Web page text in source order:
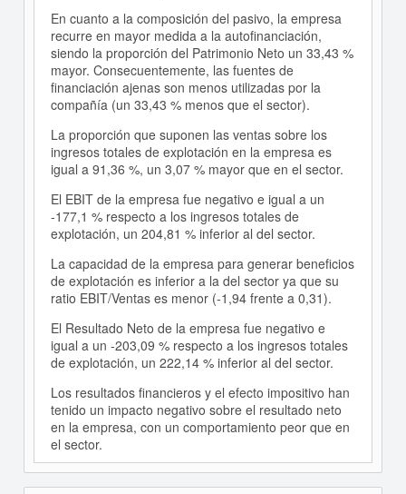
En cuanto a la composición del pasivo, la empresa
recurre en mayor medida a la autofinanciación,
siendo la proporción del Patrimonio Neto un 33,43 %
mayor. Consecuentemente, las fuentes de
financiación ajenas son menos utilizadas por la
compañía (un 33,43 % menos que el sector).
La proporción que suponen las ventas sobre los
ingresos totales de explotación en la empresa es
igual a 91,36 %, un 3,07 % mayor que en el sector.
El EBIT de la empresa fue negativo e igual a un
-177,1 % respecto a los ingresos totales de
explotación, un 204,81 % inferior al del sector.
La capacidad de la empresa para generar beneficios
de explotación es inferior a la del sector ya que su
ratio EBIT/Ventas es menor (-1,94 frente a 0,31).
El Resultado Neto de la empresa fue negativo e
igual a un -203,09 % respecto a los ingresos totales
de explotación, un 222,14 % inferior al del sector.
Los resultados financieros y el efecto impositivo han
tenido un impacto negativo sobre el resultado neto
en la empresa, con un comportamiento peor que en
el sector.